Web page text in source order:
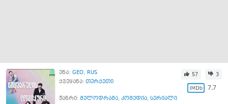
ენა: GEO RUS
ქვეყანა: თურქეთი
57 3
7.7
ჟანრი: მელოდრამა, კომედია, სერიალი